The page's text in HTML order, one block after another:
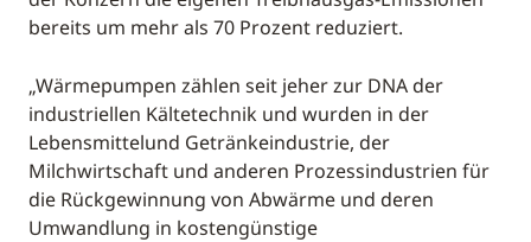
bereits um mehr als 70 Prozent reduziert.
„Wärmepumpen zählen seit jeher zur DNA der
industriellen Kältetechnik und wurden in der
Lebensmittelund Getränkeindustrie, der
Milchwirtschaft und anderen Prozessindustrien für
die Rückgewinnung von Abwärme und deren
Umwandlung in kostengünstige